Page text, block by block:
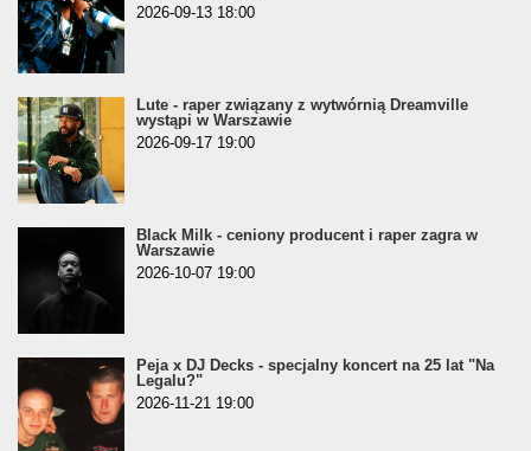
2026-09-13 18:00
Lute - raper związany z wytwórnią Dreamville
wystąpi w Warszawie
2026-09-17 19:00
Black Milk - ceniony producent i raper zagra w
Warszawie
2026-10-07 19:00
Peja x DJ Decks - specjalny koncert na 25 lat "Na
Legalu?"
2026-11-21 19:00